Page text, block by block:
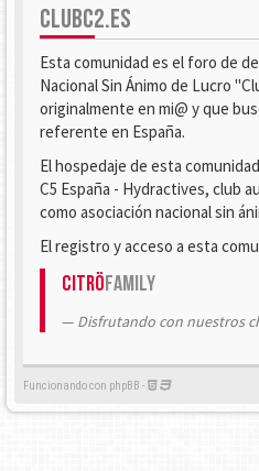
CLUBC2.ES
Esta comunidad es el foro de
Nacional Sin Ánimo de Lucro
originalmente en mi@ y que
referente en España.
El hospedaje de esta
C5 España - Hydractives, club
como asociación nacional sin
El registro y acceso a esta
CitröFamily
Disfrutando con nuestros
Funcionando con phpBB -